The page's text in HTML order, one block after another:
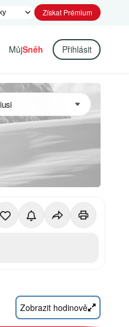
Získat Prémium
MůjSněh Přihlásit
Zobrazit hodinově